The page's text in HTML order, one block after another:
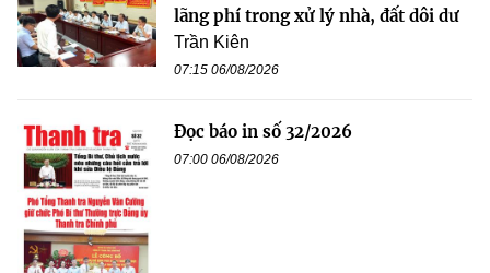
lãng phí trong xử lý nhà, đất dôi dư
Trần Kiên
07:15 06/08/2026
Đọc báo in số 32/2026
07:00 06/08/2026